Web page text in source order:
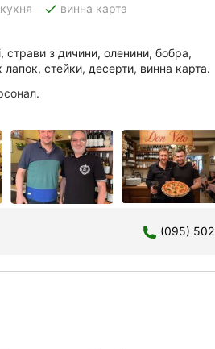
done винна карта
страви з дичини, оленини, бобра,
стейки, десерти, винна карта.
(095) 502